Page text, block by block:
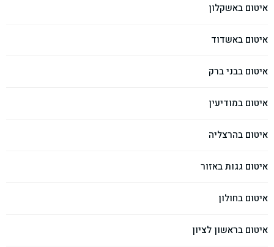
איטום באשקלון
איטום באשדוד
איטום בבני ברק
איטום במודיעין
איטום בהרצליה
איטום גגות באזור
איטום בחולון
איטום בראשון לציון